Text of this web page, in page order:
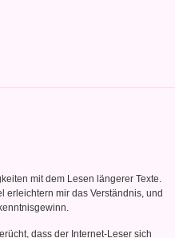
mit dem Lesen längerer Texte.
erleichtern mir das Verständnis, und
dass der Internet-Leser sich